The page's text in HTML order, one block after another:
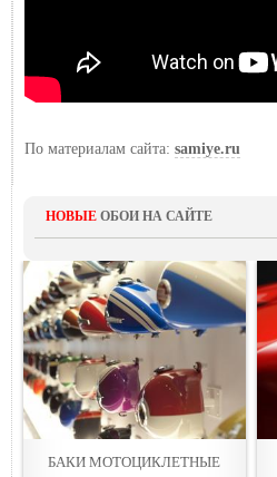
По материалам сайта: samiye.ru
НОВЫЕ ОБОИ НА САЙТЕ
БАКИ МОТОЦИКЛЕТНЫЕ